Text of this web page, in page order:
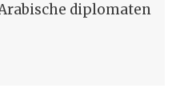
diplomaten